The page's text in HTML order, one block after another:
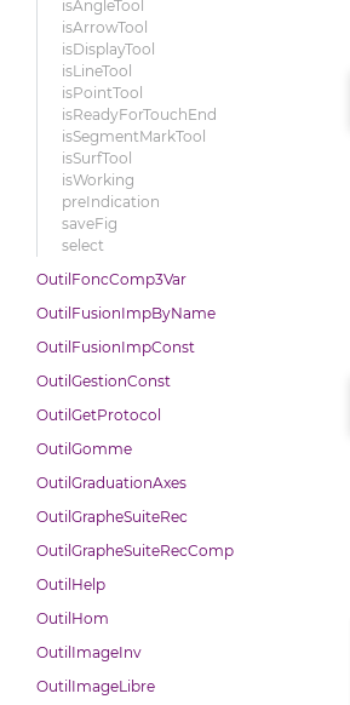
isAngleTool
isArrowTool
isDisplayTool
isLineTool
isPointTool
isReadyForTouchEnd
isSegmentMarkTool
isSurfTool
isWorking
preIndication
saveFig
select
OutilFoncComp3Var
OutilFusionImpByName
OutilFusionImpConst
OutilGestionConst
OutilGetProtocol
OutilGomme
OutilGraduationAxes
OutilGrapheSuiteRec
OutilGrapheSuiteRecComp
OutilHelp
OutilHom
OutilImageInv
OutilImageLibre